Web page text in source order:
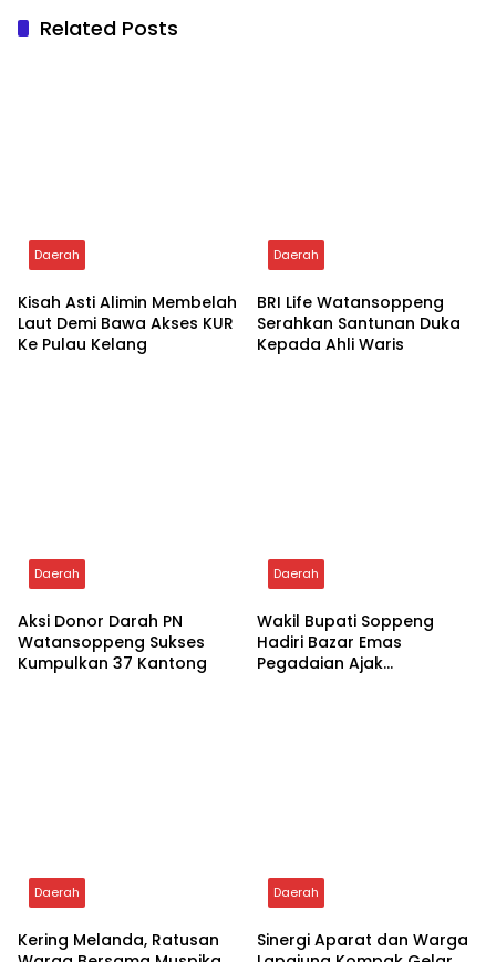
Related Posts
Daerah
Kisah Asti Alimin Membelah
Laut Demi Bawa Akses KUR
Ke Pulau Kelang
Daerah
BRI Life Watansoppeng
Serahkan Santunan Duka
Kepada Ahli Waris
Daerah
Aksi Donor Darah PN
Watansoppeng Sukses
Kumpulkan 37 Kantong
Daerah
Wakil Bupati Soppeng
Hadiri Bazar Emas
Pegadaian Ajak
Daerah
Kering Melanda, Ratusan
Daerah
Sinergi Aparat dan Warga